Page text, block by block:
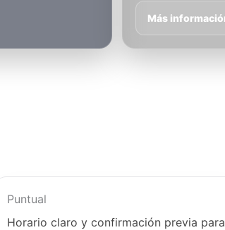
Más
Puntual
Horario claro y confirmación previa para